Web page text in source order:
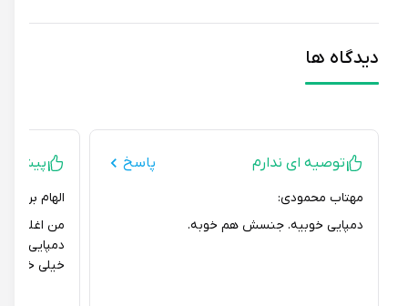
دیدگاه ها
توصیه ای ندارم پاسخ
مهتاب محمودی:
دمپایی خوبیه. جنسش هم خوبه.
پیشنهاد
الهام براتی نژاد:
من اغلب درد
دمپایی رو
خیلی خوب و